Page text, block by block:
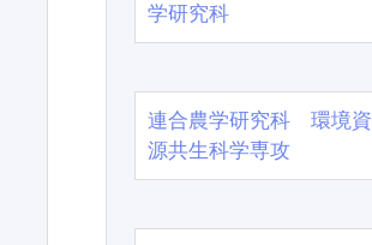
学研究科
連合農学研究科 環境資
源共生科学専攻